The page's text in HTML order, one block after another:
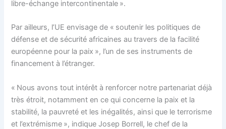
libre-échange intercontinentale ».
Par ailleurs, l’UE envisage de « soutenir les politiques de
défense et de sécurité africaines au travers de la facilité
européenne pour la paix », l’un de ses instruments de
financement à l’étranger.
« Nous avons tout intérêt à renforcer notre partenariat déjà
très étroit, notamment en ce qui concerne la paix et la
stabilité, la pauvreté et les inégalités, ainsi que le terrorisme
et l’extrémisme », indique Josep Borrell, le chef de la